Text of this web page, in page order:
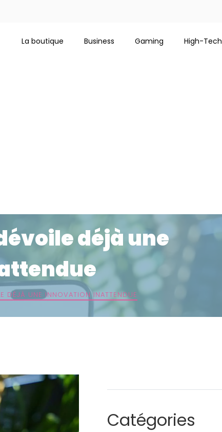
La boutique Business Gaming High-Tech
déjà une
DÉJÀ UNE INNOVATION INATTENDUE
Catégories